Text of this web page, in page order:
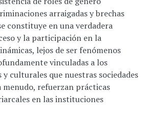
arraigadas y brechas
constituye en una verdadera
y la participación en la
lejos de ser fenómenos
vinculadas a los
culturales que nuestras sociedades
menudo, refuerzan prácticas
en las instituciones